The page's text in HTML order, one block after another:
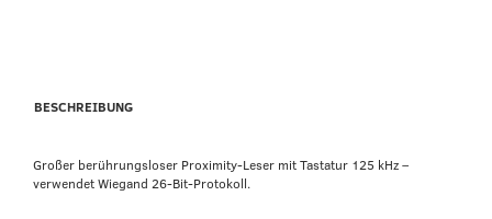
BESCHREIBUNG
Großer berührungsloser Proximity-Leser mit Tastatur 125 kHz –
verwendet Wiegand 26-Bit-Protokoll.